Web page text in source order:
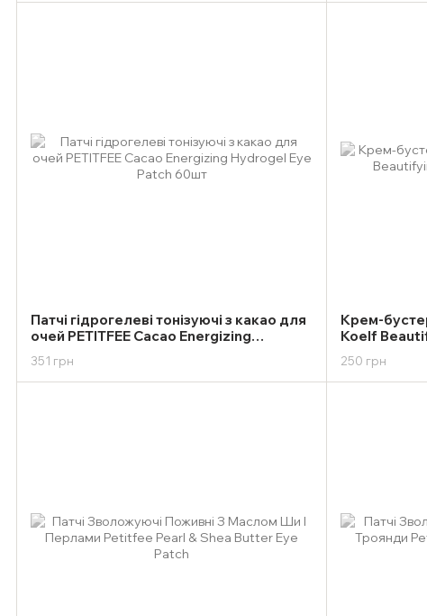
Патчі гідрогелеві тонізуючі з какао для
очей PETITFEE Cacao Energizing
Hydrogel Eye Patch 60шт
351 грн
Крем-
Koelf
50ml
250 грн